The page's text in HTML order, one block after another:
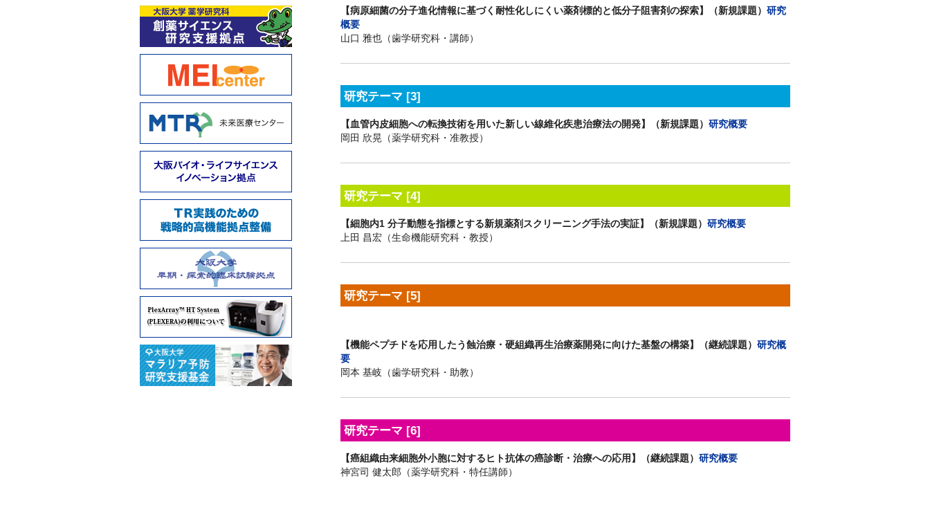
【病原細菌の分子進化情報に基づく耐性化しにくい薬剤標的と低分子阻害剤の探索】（新規課題） 研究
概要
山口 雅也（歯学研究科・講師）
研究テーマ [3]
【血管内皮細胞への転換技術を用いた新しい線維化疾患治療法の開発】（新規課題） 研究概要
岡田 欣晃（薬学研究科・准教授）
研究テーマ [4]
【細胞内1 分子動態を指標とする新規薬剤スクリーニング手法の実証】（新規課題） 研究概要
上田 昌宏（生命機能研究科・教授）
研究テーマ [5]
【機能ペプチドを応用したう蝕治療・硬組織再生治療薬開発に向けた基盤の構築】（継続課題） 研究概
要
岡本 基岐（歯学研究科・助教）
研究テーマ [6]
【癌組織由来細胞外小胞に対するヒト抗体の癌診断・治療への応用】（継続課題） 研究概要
神宮司 健太郎（薬学研究科・特任講師）